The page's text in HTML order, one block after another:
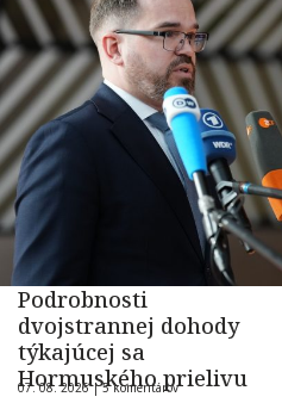
Podrobnosti
dvojstrannej dohody
týkajúcej sa
Hormuského prielivu
07. 08. 2026 |5 komentárov